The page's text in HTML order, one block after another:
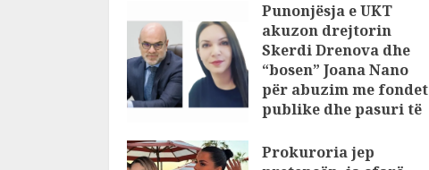
Punonjësja e UKT
akuzon drejtorin
Skerdi Drenova dhe
“bosen” Joana Nano
për abuzim me fondet
publike dhe pasuri të
JULY 24, 2025
Prokuroria jep